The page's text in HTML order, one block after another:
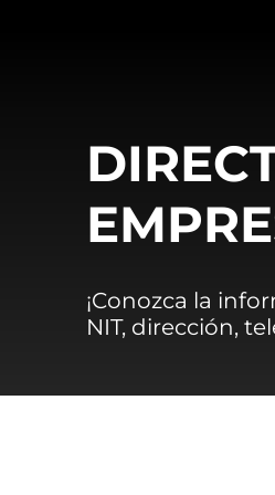
¡Conozca la
NIT, dirección,